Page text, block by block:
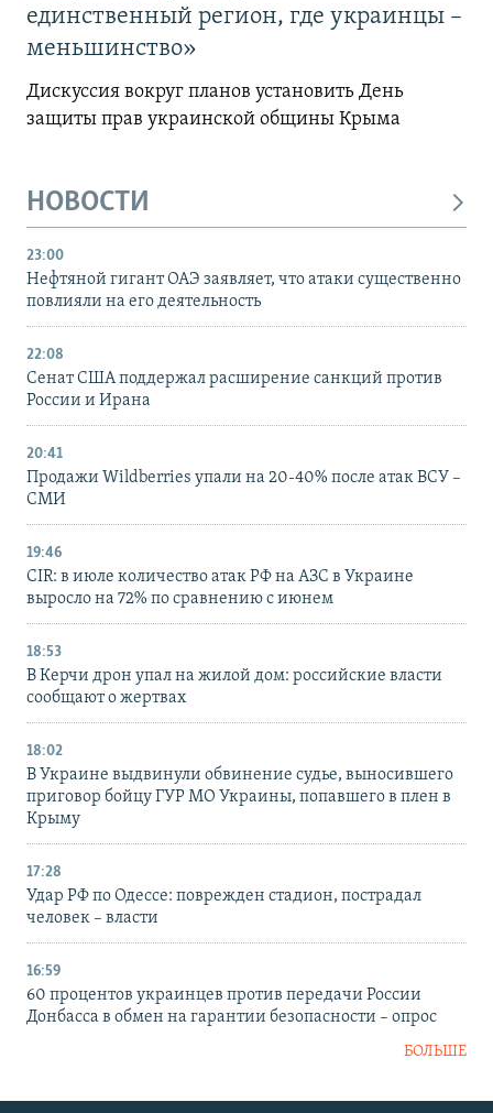
единственный регион, где украинцы –
меньшинство»
Дискуссия вокруг планов установить День
защиты прав украинской общины Крыма
НОВОСТИ
23:00
Нефтяной гигант ОАЭ заявляет, что атаки существенно
повлияли на его деятельность
22:08
Сенат США поддержал расширение санкций против
России и Ирана
20:41
Продажи Wildberries упали на 20-40% после атак ВСУ –
СМИ
19:46
CIR: в июле количество атак РФ на АЗС в Украине
выросло на 72% по сравнению с июнем
18:53
В Керчи дрон упал на жилой дом: российские власти
сообщают о жертвах
18:02
В Украине выдвинули обвинение судье, выносившего
приговор бойцу ГУР МО Украины, попавшего в плен в
Крыму
17:28
Удар РФ по Одессе: поврежден стадион, пострадал
человек – власти
16:59
60 процентов украинцев против передачи России
Донбасса в обмен на гарантии безопасности – опрос
БОЛЬШЕ